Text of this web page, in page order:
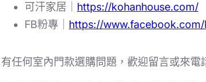
可汗家居｜ https://kohanhouse.com/
FB粉專｜ https://www.facebook.com/
有任何室內門款選購問題，歡迎留言或來電